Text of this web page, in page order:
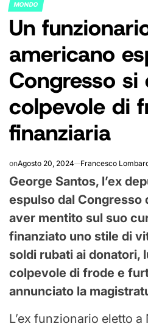
POSTED
IN
MONDO
Un
americano
Congresso si
colpevole di
finanziaria
onAgosto 20, 2024 Francesco
George Santos, l’ex
espulso dal Congresso
aver mentito sul suo
finanziato uno stile di
soldi rubati ai donatori,
colpevole di frode e
annunciato la
L’ex funzionario eletto